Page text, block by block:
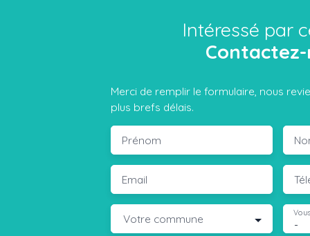
Intéressé par
Merci de remplir le formulaire, nous
plus brefs délais.
Prénom
Email
Votre commune -